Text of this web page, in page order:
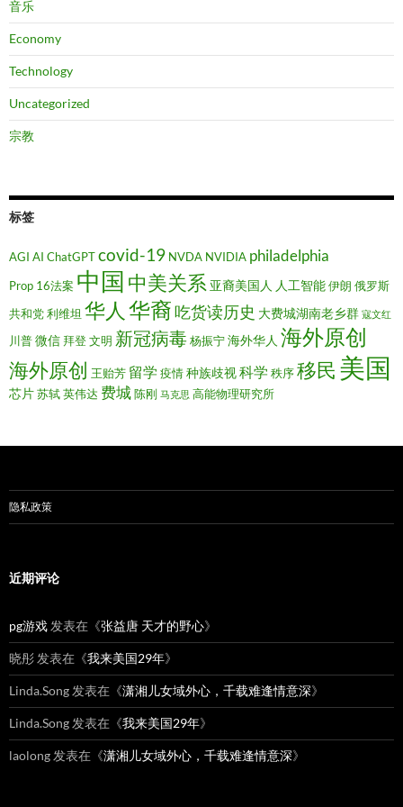
音乐
Economy
Technology
Uncategorized
宗教
标签
AGI AI ChatGPTcovid-19 NVDA NVIDIA philadelphia
Prop 16法案 中国 中美关系 亚裔美国人 人工智能伊朗 俄罗斯
共和党利维坦 华人 华裔吃货读历史 大费城湖南老乡群 寇文红
川普微信 拜登文明 新冠病毒杨振宁海外华人 海外原创
海外原创 王贻芳 留学 疫情种族歧视科学 秩序移民 美国
芯片苏轼英伟达 费城陈刚 马克思 高能物理研究所
隐私政策
近期评论
pg游戏发表在《张益唐 天才的野心》
晓彤发表在《我来美国29年》
Linda.Song发表在《潇湘儿女域外心，千载难逢情意深》
Linda.Song发表在《我来美国29年》
laolong发表在《潇湘儿女域外心，千载难逢情意深》